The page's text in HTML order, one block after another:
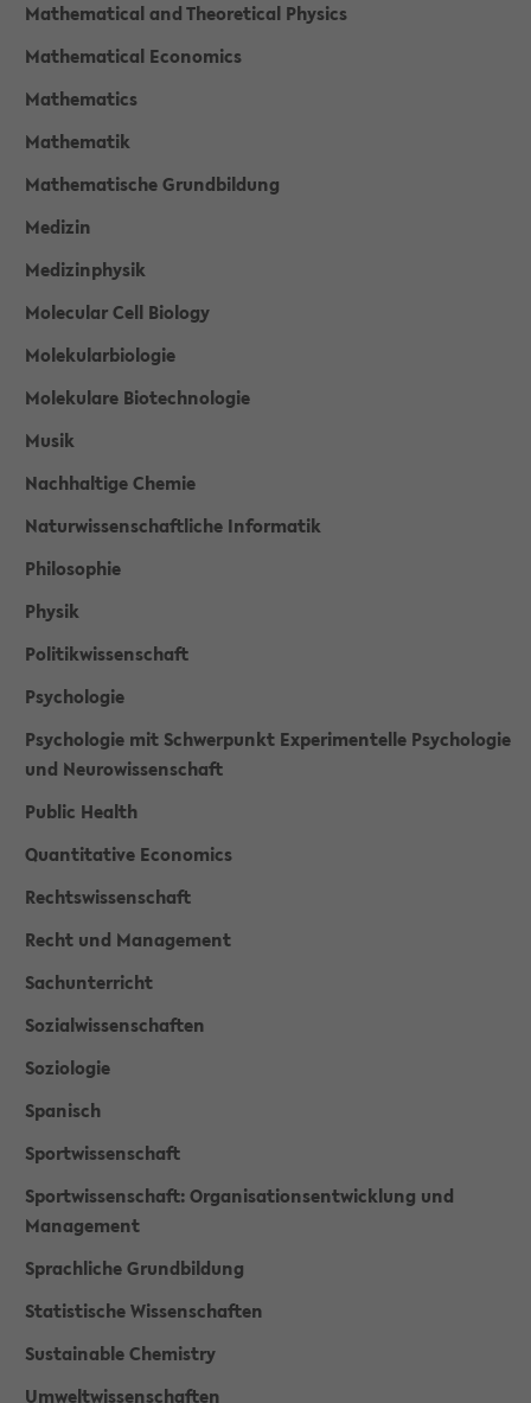
Mathematical and Theoretical Physics
Mathematical Economics
Mathematics
Mathematik
Mathematische Grundbildung
Medizin
Medizinphysik
Molecular Cell Biology
Molekularbiologie
Molekulare Biotechnologie
Musik
Nachhaltige Chemie
Naturwissenschaftliche Informatik
Philosophie
Physik
Politikwissenschaft
Psychologie
Psychologie mit Schwerpunkt Experimentelle Psychologie
und Neurowissenschaft
Public Health
Quantitative Economics
Rechtswissenschaft
Recht und Management
Sachunterricht
Sozialwissenschaften
Soziologie
Spanisch
Sportwissenschaft
Sportwissenschaft: Organisationsentwicklung und
Management
Sprachliche Grundbildung
Statistische Wissenschaften
Sustainable Chemistry
Umweltwissenschaften